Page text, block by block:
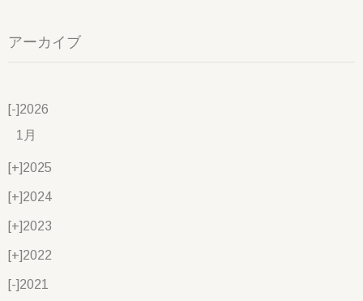
アーカイブ
[-]2026
1月
[+]2025
[+]2024
[+]2023
[+]2022
[-]2021